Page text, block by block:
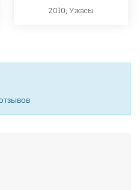
2010,Ужасы